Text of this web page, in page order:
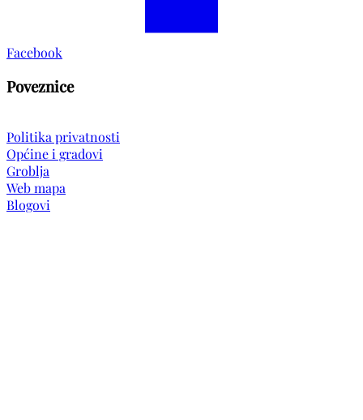
Facebook
Poveznice
Politika privatnosti
Općine i gradovi
Groblja
Web mapa
Blogovi